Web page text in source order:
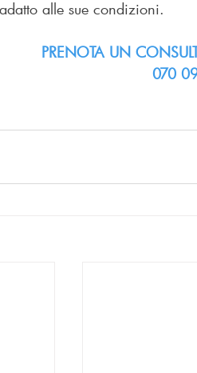
alle sue condizioni.
PRENOTA UN
070